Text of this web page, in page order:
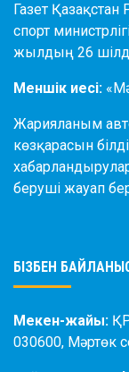
Газет
спорт
жылдың 26
Меншік иесі:
Жарияланым
көзқарасын
беруші жауап
БІЗБЕН
Мекен-жайы:
030600, Мәртөк